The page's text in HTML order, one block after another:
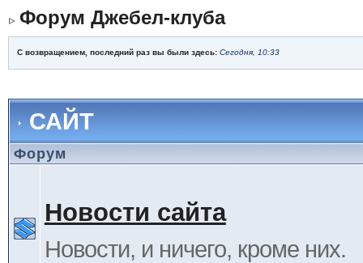
Форум Джебел-клуба
С возвращением, последний раз вы были здесь: Сегодня, 10:33
САЙТ
Форум
Новости сайта
Новости, и ничего, кроме них.